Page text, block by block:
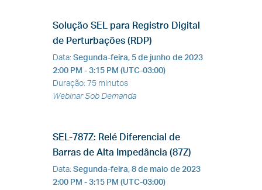
Solução SEL para Registro Digital
de Perturbações (RDP)
Data: Segunda-feira, 5 de junho de 2023
2:00 PM - 3:15 PM (UTC-03:00)
Duração: 75 minutos
Webinar Sob Demanda
SEL-787Z: Relé Diferencial de
Barras de Alta Impedância (87Z)
Data: Segunda-feira, 8 de maio de 2023
2:00 PM - 3:15 PM (UTC-03:00)